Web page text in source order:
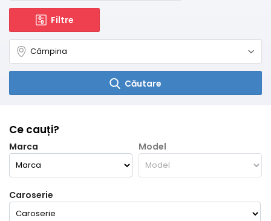
Filtre
Căutare
Ce cauți?
Marca Model
Caroserie